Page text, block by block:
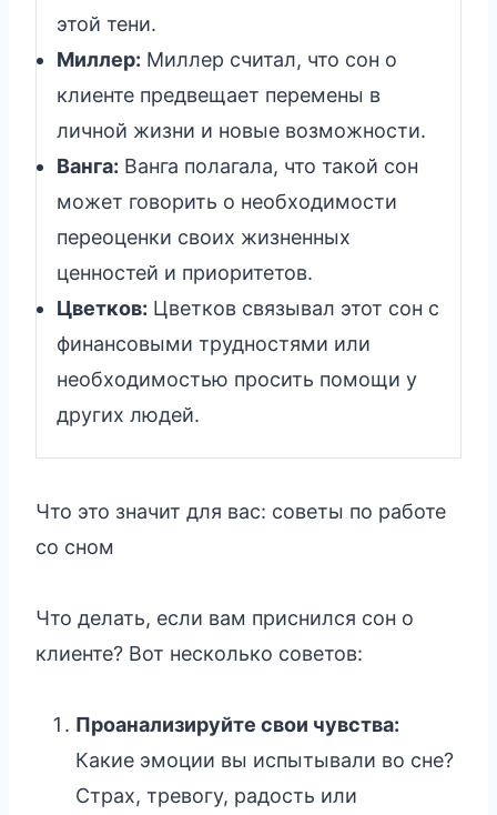
этой тени.
Миллер: Миллер считал, что сон о
клиенте предвещает перемены в
личной жизни и новые возможности.
Ванга: Ванга полагала, что такой сон
может говорить о необходимости
переоценки своих жизненных
ценностей и приоритетов.
Цветков: Цветков связывал этот сон с
финансовыми трудностями или
необходимостью просить помощи у
других людей.
Что это значит для вас: советы по работе
со сном
Что делать, если вам приснился сон о
клиенте? Вот несколько советов:
Проанализируйте свои чувства:
Какие эмоции вы испытывали во сне?
Страх, тревогу, радость или